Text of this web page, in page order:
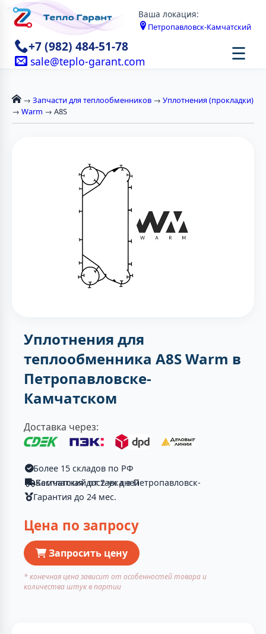
Ваша локация:
Петропавловск-Камчатский
+7 (982) 484-51-78
sale@teplo-garant.com ☰
→ Запчасти для теплообменников → Уплотнения (прокладки)
→ Warm → A8S
Уплотнения для
теплообменника A8S Warm в
Петропавловске-
Камчатском
Доставка через:
Более 15 складов по РФ
Бесплатная доставка в Петропавловск-Камчатский от 2-ух дней
Гарантия до 24 мес.
Цена по запросу
Запросить цену
* конечная цена зависит от особенностей товара и
количества штук в партии